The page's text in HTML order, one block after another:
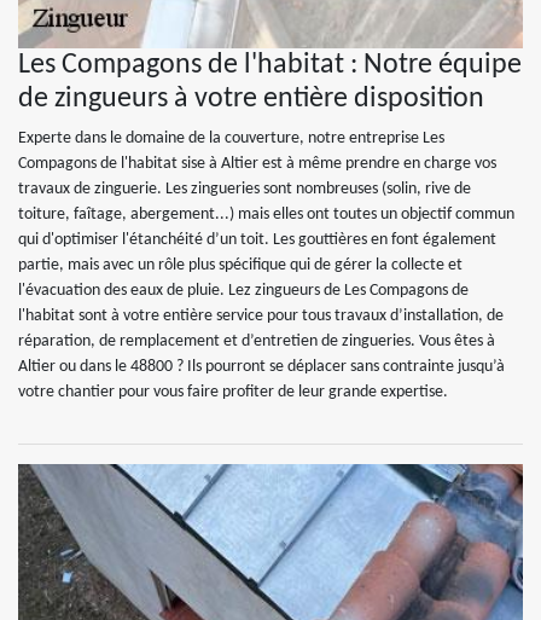
Les Compagons de l'habitat : Notre équipe
de zingueurs à votre entière disposition
Experte dans le domaine de la couverture, notre entreprise Les
Compagons de l'habitat sise à Altier est à même prendre en charge vos
travaux de zinguerie. Les zingueries sont nombreuses (solin, rive de
toiture, faîtage, abergement...) mais elles ont toutes un objectif commun
qui d'optimiser l'étanchéité d’un toit. Les gouttières en font également
partie, mais avec un rôle plus spécifique qui de gérer la collecte et
l'évacuation des eaux de pluie. Lez zingueurs de Les Compagons de
l'habitat sont à votre entière service pour tous travaux d’installation, de
réparation, de remplacement et d’entretien de zingueries. Vous êtes à
Altier ou dans le 48800 ? Ils pourront se déplacer sans contrainte jusqu’à
votre chantier pour vous faire profiter de leur grande expertise.